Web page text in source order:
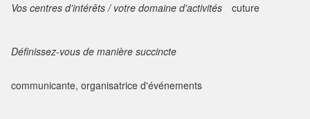
Vos centres d'intérêts / votre domaine d'activités cuture
Définissez-vous de manière succincte
communicante, organisatrice d'événements